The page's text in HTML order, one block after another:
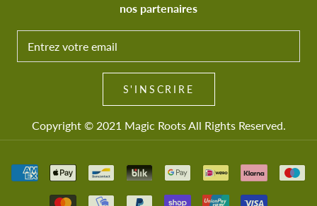
nos partenaires
S'INSCRIRE
Copyright © 2021 Magic RootsAll Rights Reserved.